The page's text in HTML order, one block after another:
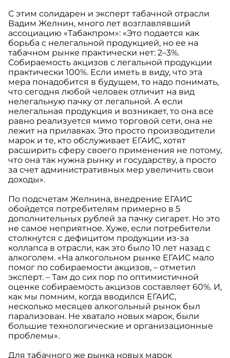
С этим солидарен и эксперт табачной отрасли
Вадим Желнин, много лет возглавлявший
ассоциацию «Табакпром»: «Это подается как
борьба с нелегальной продукцией, но ее на
табачном рынке практически нет: 2–3%.
Собираемость акцизов с легальной продукции
практически 100%. Если иметь в виду, что эта
мера понадобится в будущем, то надо понимать,
что сегодня любой человек отличит на вид
нелегальную пачку от легальной. А если
нелегальная продукция и возникает, то она все
равно реализуется мимо торговой сети, она не
лежит на прилавках. Это просто производители
марок и те, кто обслуживает ЕГАИС, хотят
расширить сферу своего применения не потому,
что она так нужна рынку и государству, а просто
за счет административных мер увеличить свои
доходы».
По подсчетам Желнина, внедрение ЕГАИС
обойдется потребителям примерно в 5
дополнительных рублей за пачку сигарет. Но это
не самое неприятное. Хуже, если потребители
столкнутся с дефицитом продукции из-за
коллапса в отрасли, как это было 10 лет назад с
алкоголем. «На алкогольном рынке ЕГАИС мало
помог по собираемости акцизов, – отметил
эксперт. – Там до сих пор по оптимистичной
оценке собираемость акцизов составляет 60%. И,
как мы помним, когда вводился ЕГАИС,
несколько месяцев алкогольный рынок был
парализован. Не хватало новых марок, были
большие технологические и организационные
проблемы».
Для табачного же рынка новых марок